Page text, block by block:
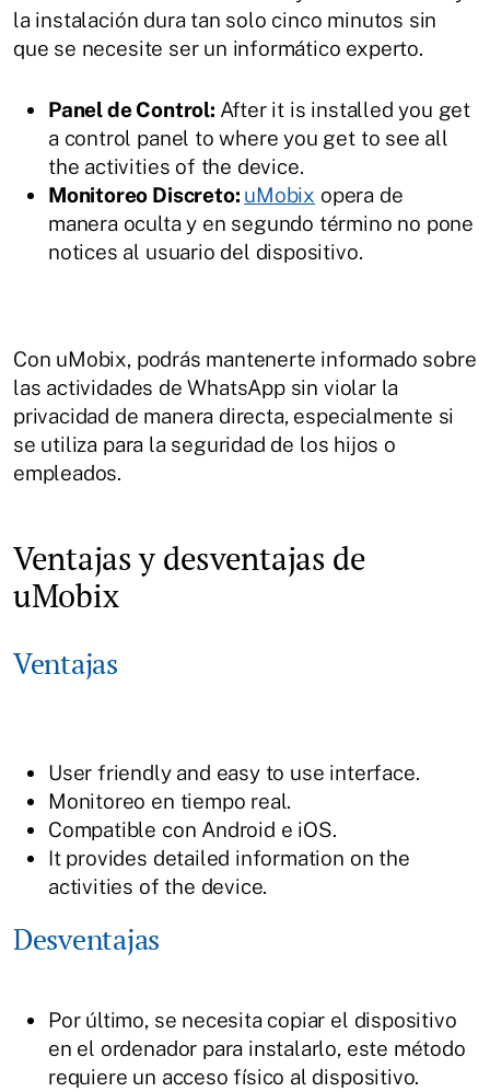
la instalación dura tan solo cinco minutos sin
que se necesite ser un informático experto.
Panel de Control: After it is installed you get
a control panel to where you get to see all
the activities of the device.
Monitoreo Discreto: uMobix opera de
manera oculta y en segundo término no pone
notices al usuario del dispositivo.
Con uMobix, podrás mantenerte informado sobre
las actividades de WhatsApp sin violar la
privacidad de manera directa, especialmente si
se utiliza para la seguridad de los hijos o
empleados.
Ventajas y desventajas de
uMobix
Ventajas
User friendly and easy to use interface.
Monitoreo en tiempo real.
Compatible con Android e iOS.
It provides detailed information on the
activities of the device.
Desventajas
Por último, se necesita copiar el dispositivo
en el ordenador para instalarlo, este método
requiere un acceso físico al dispositivo.